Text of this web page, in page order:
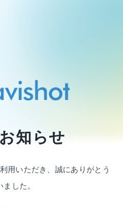
知らせ
用いただき、 誠にありがとう
ました。